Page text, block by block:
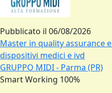
Pubblicato il 06/08/2026
Master in quality assurance
dispositivi medici e ivd
GRUPPO MIDI - Parma (PR)
Smart Working 100%